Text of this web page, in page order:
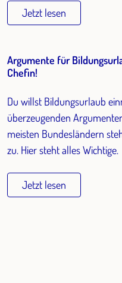
Jetzt lesen
Argumente für
Chefin!
Du willst Bildungsurlaub
überzeugenden
meisten Bundesländern
zu. Hier steht alles Wichtige.
Jetzt lesen